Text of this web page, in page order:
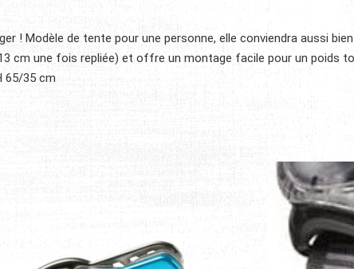
! Modèle de tente pour une personne, elle conviendra aussi
cm une fois repliée) et offre un montage facile pour un poids
65/35 cm